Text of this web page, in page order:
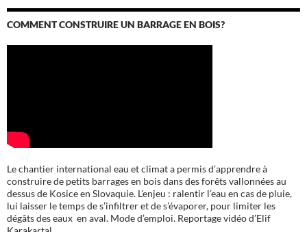
COMMENT CONSTRUIRE UN BARRAGE EN BOIS?
Le chantier international eau et climat a permis d’apprendre à
construire de petits barrages en bois dans des forêts vallonnées au
dessus de Kosice en Slovaquie. L’enjeu : ralentir l’eau en cas de pluie,
lui laisser le temps de s’infiltrer et de s’évaporer, pour limiter les
dégâts des eaux en aval. Mode d’emploi. Reportage vidéo d’Elif